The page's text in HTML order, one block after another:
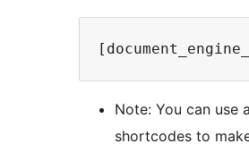
Note: You can use
shortcodes to